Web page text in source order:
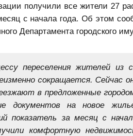
получили все жители 27
с начала года. Об этом
Департамента городского
переселения жителей
сокращается. Сейчас
в предложенные
документов на новое
за месяц с
комфортную